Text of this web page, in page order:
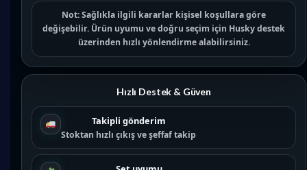
Not:Sağlıkla ilgili kararlar kişisel koşullara göre
değişebilir. Ürün uyumu ve doğru seçim için Husky destek
üzerinden hızlı yönlendirme alabilirsiniz.
Hızlı Destek & Güven
Takipli gönderim
Stoktan hızlı çıkış ve şeffaf takip